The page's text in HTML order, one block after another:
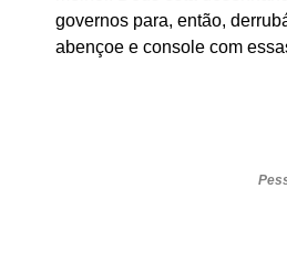
governos para, então,
abençoe e console com